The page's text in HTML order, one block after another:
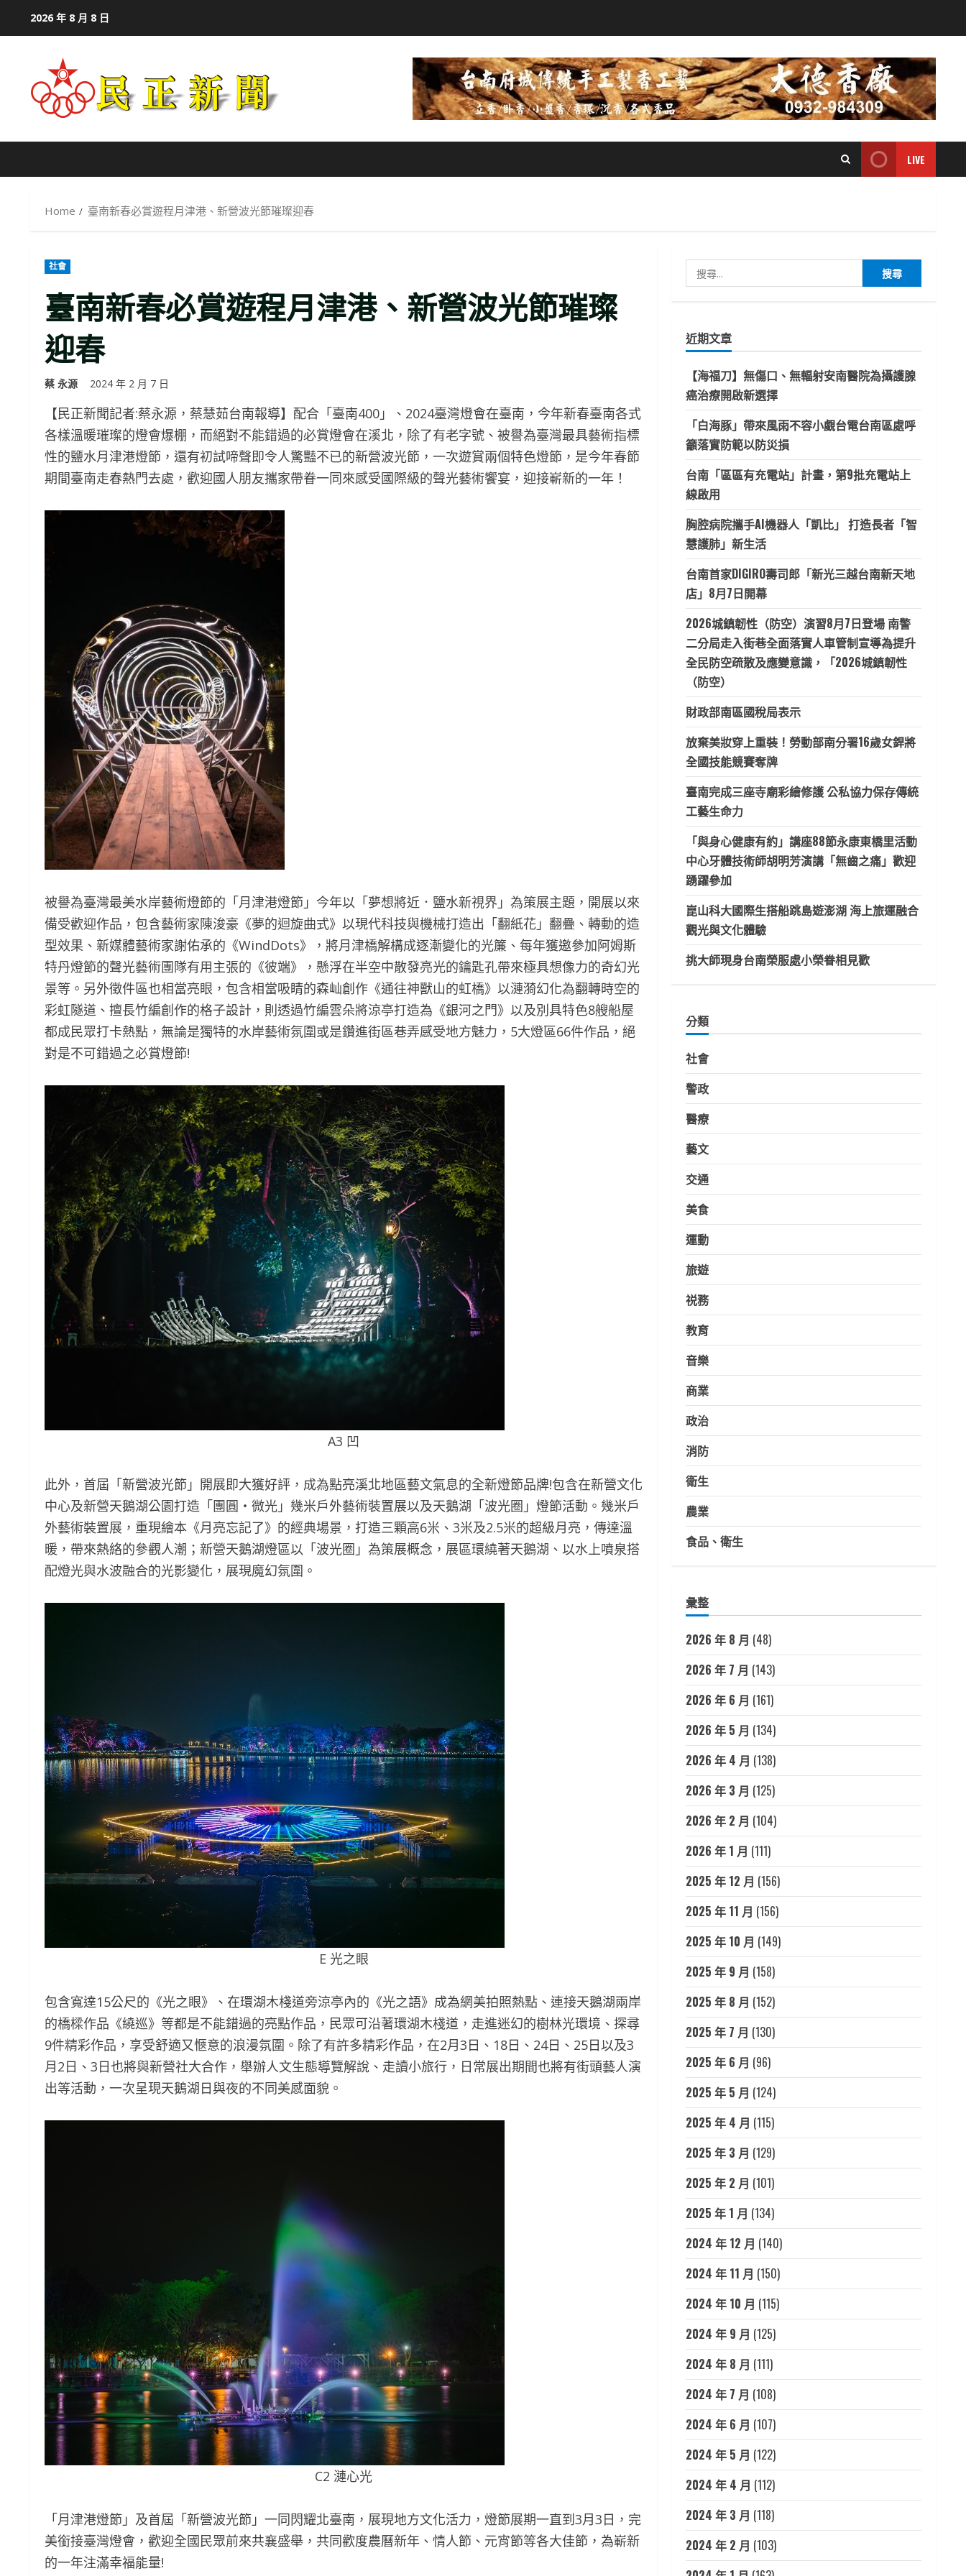
2026 年 8 月 8 日
LIVE
Home 臺南新春必賞遊程月津港、新營波光節璀璨迎春
社會
臺南新春必賞遊程月津港、新營波光節璀璨
迎春
蔡 永源 2024 年 2 月 7 日
【民正新聞記者:蔡永源，蔡慧茹台南報導】配合「臺南400」、2024臺灣燈會在臺南，今年新春臺南各式
各樣溫暖璀璨的燈會爆棚，而絕對不能錯過的必賞燈會在溪北，除了有老字號、被譽為臺灣最具藝術指標
性的鹽水月津港燈節，還有初試啼聲即令人驚豔不已的新營波光節，一次遊賞兩個特色燈節，是今年春節
期間臺南走春熱門去處，歡迎國人朋友攜家帶眷一同來感受國際級的聲光藝術饗宴，迎接嶄新的一年！
被譽為臺灣最美水岸藝術燈節的「月津港燈節」今年以「夢想將近．鹽水新視界」為策展主題，開展以來
備受歡迎作品，包含藝術家陳浚豪《夢的迴旋曲式》以現代科技與機械打造出「翻紙花」翻疊、轉動的造
型效果、新媒體藝術家謝佑承的《WindDots》，將月津橋解構成逐漸變化的光簾、每年獲邀參加阿姆斯
特丹燈節的聲光藝術團隊有用主張的《彼端》，懸浮在半空中散發亮光的鑰匙孔帶來極具想像力的奇幻光
景等。另外徵件區也相當亮眼，包含相當吸睛的森屾創作《通往神獸山的虹橋》以漣漪幻化為翻轉時空的
彩虹隧道、擅長竹編創作的格子設計，則透過竹編雲朵將涼亭打造為《銀河之門》以及別具特色8艘船屋
都成民眾打卡熱點，無論是獨特的水岸藝術氛圍或是鑽進街區巷弄感受地方魅力，5大燈區66件作品，絕
對是不可錯過之必賞燈節!
A3 凹
此外，首屆「新營波光節」開展即大獲好評，成為點亮溪北地區藝文氣息的全新燈節品牌!包含在新營文化
中心及新營天鵝湖公園打造「團圓‧微光」幾米戶外藝術裝置展以及天鵝湖「波光圈」燈節活動。幾米戶
外藝術裝置展，重現繪本《月亮忘記了》的經典場景，打造三顆高6米、3米及2.5米的超級月亮，傳達溫
暖，帶來熱絡的參觀人潮；新營天鵝湖燈區以「波光圈」為策展概念，展區環繞著天鵝湖、以水上噴泉搭
配燈光與水波融合的光影變化，展現魔幻氛圍。
E 光之眼
包含寬達15公尺的《光之眼》、在環湖木棧道旁涼亭內的《光之語》成為網美拍照熱點、連接天鵝湖兩岸
的橋樑作品《繞巡》等都是不能錯過的亮點作品，民眾可沿著環湖木棧道，走進迷幻的樹林光環境、探尋
9件精彩作品，享受舒適又愜意的浪漫氛圍。除了有許多精彩作品，在2月3日、18日、24日、25日以及3
月2日、3日也將與新營社大合作，舉辦人文生態導覽解說、走讀小旅行，日常展出期間也將有街頭藝人演
出等活動，一次呈現天鵝湖日與夜的不同美感面貌。
C2 漣心光
「月津港燈節」及首屆「新營波光節」一同閃耀北臺南，展現地方文化活力，燈節展期一直到3月3日，完
美銜接臺灣燈會，歡迎全國民眾前來共襄盛舉，共同歡度農曆新年、情人節、元宵節等各大佳節，為嶄新
的一年注滿幸福能量!
尋
字:
近期文章
【海福刀】無傷口、無輻射安南醫院為攝護腺
癌治療開啟新選擇
「白海豚」帶來風雨不容小覷台電台南區處呼
籲落實防範以防災損
台南「區區有充電站」計畫，第9批充電站上
線啟用
胸腔病院攜手AI機器人「凱比」 打造長者「智
慧護肺」新生活
台南首家DIGIRO壽司郎「新光三越台南新天地
店」8月7日開幕
2026城鎮韌性（防空）演習8月7日登場 南警
二分局走入街巷全面落實人車管制宣導為提升
全民防空疏散及應變意識，「2026城鎮韌性
（防空）
財政部南區國稅局表示
放棄美妝穿上重裝！勞動部南分署16歲女銲將
全國技能競賽奪牌
臺南完成三座寺廟彩繪修護 公私協力保存傳統
工藝生命力
「與身心健康有約」講座88節永康東橋里活動
中心牙體技術師胡明芳演講「無齒之痛」歡迎
踴躍參加
崑山科大國際生搭船跳島遊澎湖 海上旅運融合
觀光與文化體驗
挑大師現身台南榮服處小榮眷相見歡
分類
社會
警政
醫療
藝文
交通
美食
運動
旅遊
祱務
教育
音樂
商業
政治
消防
衛生
農業
食品、衛生
彙整
2026 年 8 月 (48)
2026 年 7 月 (143)
2026 年 6 月 (161)
2026 年 5 月 (134)
2026 年 4 月 (138)
2026 年 3 月 (125)
2026 年 2 月 (104)
2026 年 1 月 (111)
2025 年 12 月 (156)
2025 年 11 月 (156)
2025 年 10 月 (149)
2025 年 9 月 (158)
2025 年 8 月 (152)
2025 年 7 月 (130)
2025 年 6 月 (96)
2025 年 5 月 (124)
2025 年 4 月 (115)
2025 年 3 月 (129)
2025 年 2 月 (101)
2025 年 1 月 (134)
2024 年 12 月 (140)
2024 年 11 月 (150)
2024 年 10 月 (115)
2024 年 9 月 (125)
2024 年 8 月 (111)
2024 年 7 月 (108)
2024 年 6 月 (107)
2024 年 5 月 (122)
2024 年 4 月 (112)
2024 年 3 月 (118)
2024 年 2 月 (103)